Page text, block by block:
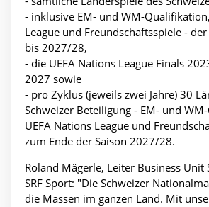
- inklusive EM- und WM-
League und Freundschaftsspiele -
bis 2027/28,
- die UEFA Nations League Finals
2027 sowie
- pro Zyklus (jeweils zwei Jahre) 30
Schweizer Beteiligung - EM- und
UEFA Nations League und
zum Ende der Saison 2027/28.
Roland Mägerle, Leiter Business Unit
SRF Sport: "Die Schweizer
die Massen im ganzen Land. Mit